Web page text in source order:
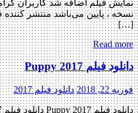
نمایش فیلم اضافه شد کاربران
نسخه ، پایین می‌باشد منتشر کننده
[…]
Read more
دانلود فیلم Puppy 2017
فوریه 22, 2018 دانلود فیلم 2017